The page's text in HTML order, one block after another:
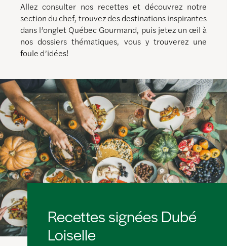
Allez consulter nos recettes et découvrez notre
section du chef, trouvez des destinations inspirantes
dans l’onglet Québec Gourmand, puis jetez un œil à
nos dossiers thématiques, vous y trouverez une
foule d’idées!
Recettes signées Dubé
Loiselle